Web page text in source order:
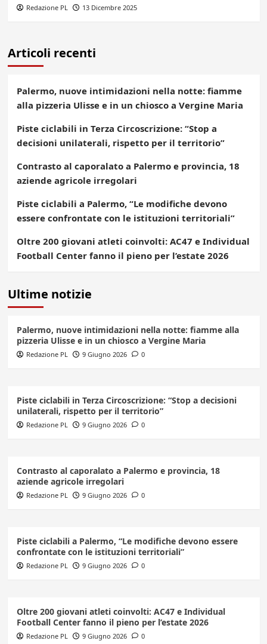
Redazione PL 13 Dicembre 2025
Articoli recenti
Palermo, nuove intimidazioni nella notte: fiamme
alla pizzeria Ulisse e in un chiosco a Vergine Maria
Piste ciclabili in Terza Circoscrizione: “Stop a
decisioni unilaterali, rispetto per il territorio”
Contrasto al caporalato a Palermo e provincia, 18
aziende agricole irregolari
Piste ciclabili a Palermo, “Le modifiche devono
essere confrontate con le istituzioni territoriali”
Oltre 200 giovani atleti coinvolti: AC47 e Individual
Football Center fanno il pieno per l’estate 2026
Ultime notizie
Palermo, nuove intimidazioni nella notte: fiamme alla
pizzeria Ulisse e in un chiosco a Vergine Maria
Redazione PL 9 Giugno 2026 0
Piste ciclabili in Terza Circoscrizione: “Stop a decisioni
unilaterali, rispetto per il territorio”
Redazione PL 9 Giugno 2026 0
Contrasto al caporalato a Palermo e provincia, 18
aziende agricole irregolari
Redazione PL 9 Giugno 2026 0
Piste ciclabili a Palermo, “Le modifiche devono essere
confrontate con le istituzioni territoriali”
Redazione PL 9 Giugno 2026 0
Oltre 200 giovani atleti coinvolti: AC47 e Individual
Football Center fanno il pieno per l’estate 2026
Redazione PL 9 Giugno 2026 0